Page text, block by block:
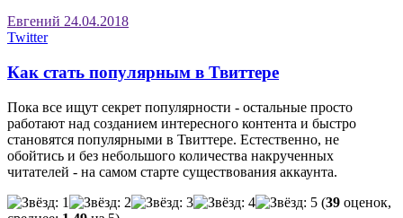
Евгений 24.04.2018
Twitter
Как стать популярным в Твиттере
Пока все ищут секрет популярности - остальные просто
работают над созданием интересного контента и быстро
становятся популярными в Твиттере. Естественно, не
обойтись и без небольшого количества накрученных
читателей - на самом старте существования аккаунта.
(39 оценок,